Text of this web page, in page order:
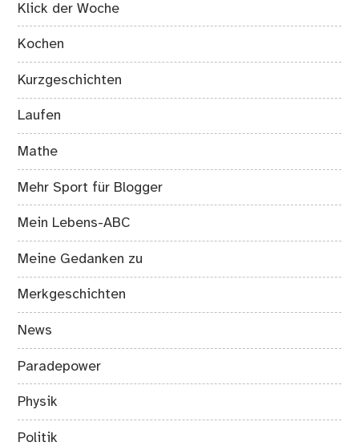
Klick der Woche
Kochen
Kurzgeschichten
Laufen
Mathe
Mehr Sport für Blogger
Mein Lebens-ABC
Meine Gedanken zu
Merkgeschichten
News
Paradepower
Physik
Politik